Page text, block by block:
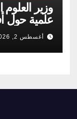
وزير العلوم
علمية حول
أغسطس 2, 2026